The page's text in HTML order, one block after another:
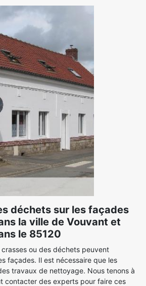
déchets sur les façades
la ville de Vouvant et
le 85120
ou des déchets peuvent
façades. Il est nécessaire que les
travaux de nettoyage. Nous tenons à
contacter des experts pour faire ces